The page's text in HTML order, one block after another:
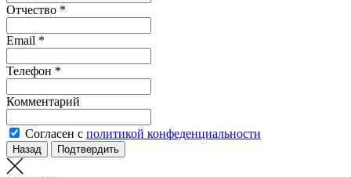
Отчество *
Email *
Телефон *
Комментарий
Согласен с политикой конфеденциальности
Назад Подтвердить